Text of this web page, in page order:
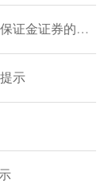
关于调整融资融券标的证券及可充抵保证金证券的通知20260807
示